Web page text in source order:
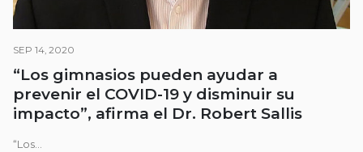
SEP 14, 2020
“Los gimnasios pueden ayudar a
prevenir el COVID-19 y disminuir su
impacto”, afirma el Dr. Robert Sallis
“Los...